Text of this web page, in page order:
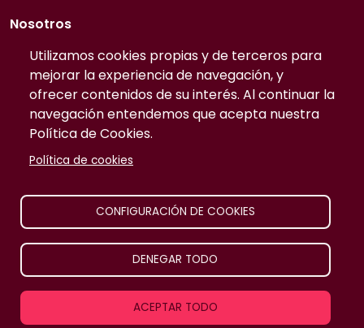
Utilizamos cookies propias y de terceros para
mejorar la experiencia de navegación, y
ofrecer contenidos de su interés. Al continuar la
navegación entendemos que acepta nuestra
Política de Cookies.
Política de cookies
CONFIGURACIÓN DE COOKIES
DENEGAR TODO
ACEPTAR TODO
Nosotros
Quiénes somos
Contacto
Preguntas frecuentes
Tarifas
Información
Aviso legal
TurismoRural Internet S.L. |
reservados